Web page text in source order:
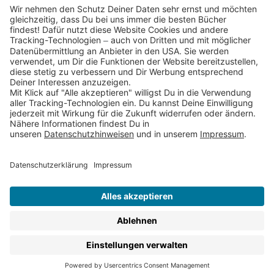
Partnerprogramm (Affiliate)
Folge uns auf
* Versandkostenfrei ab 9,00 € Bestellwert innerhalb
Deutschlands
** Lieferzeit 1-3 Werktage innerhalb Deutschlands
Thienemann-Esslinger Verlag GmbH, Blumenstraße 36, D-70182